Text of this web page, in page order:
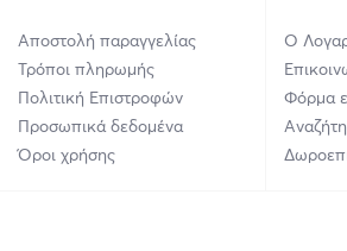
Αποστολή παραγγελίας
Τρόποι πληρωμής
Πολιτική Επιστροφών
Προσωπικά δεδομένα
Όροι χρήσης
Ο
Φόρμα